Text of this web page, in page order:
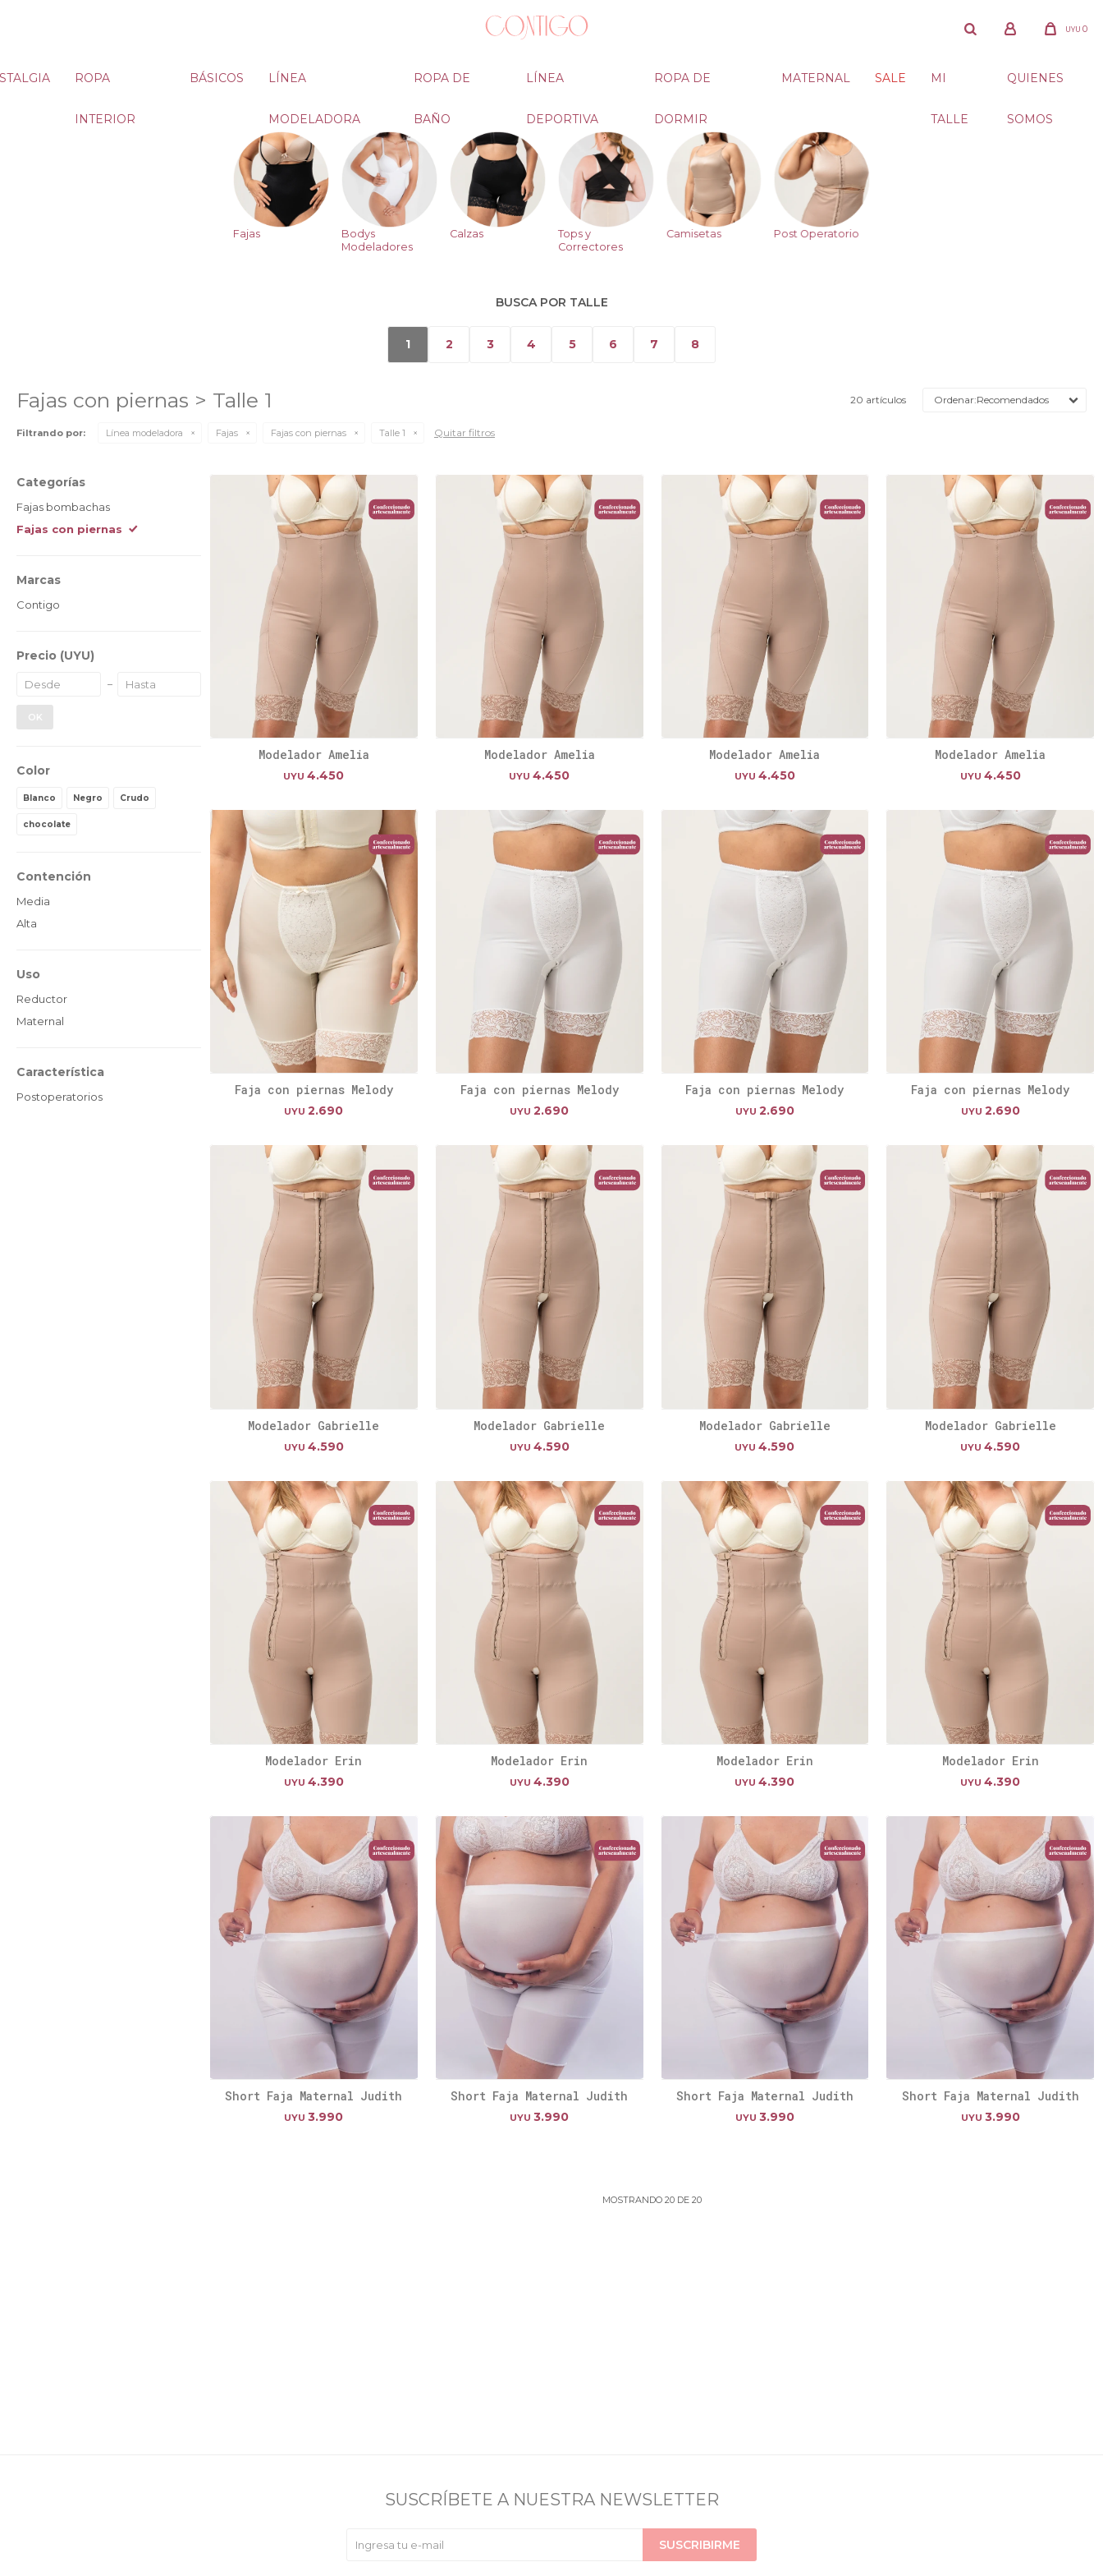
ROPA
INTERIOR
BÁSICOS LÍNEA
MODELADORA
ROPA DE
BAÑO
LÍNEA
DEPORTIVA
ROPA DE
DORMIR
MATERNAL SALE MI
TALLE
QUIENES
SOMOS
UYU 0
Fajas
Bodys
Modeladores
Calzas
Tops y
Correctores
Camisetas Post Operatorio
BUSCA POR TALLE
1 2 3 4 5 6 7 8
Fajas con piernas > Talle 1 20 artículos Recomendados
Filtrando por: Línea modeladora Fajas Fajas con piernas Talle 1 Quitar filtros
Modelador Amelia
UYU 4.450
Modelador Amelia
UYU 4.450
Modelador Amelia
UYU 4.450
Modelador Amelia
UYU 4.450
Faja con piernas Melody
UYU 2.690
Faja con piernas Melody
UYU 2.690
Faja con piernas Melody
UYU 2.690
Faja con piernas Melody
UYU 2.690
Modelador Gabrielle
UYU 4.590
Modelador Gabrielle
UYU 4.590
Modelador Gabrielle
UYU 4.590
Modelador Gabrielle
UYU 4.590
Modelador Erin
UYU 4.390
Modelador Erin
UYU 4.390
Modelador Erin
UYU 4.390
Modelador Erin
UYU 4.390
Short Faja Maternal Judith
UYU 3.990
Short Faja Maternal Judith
UYU 3.990
Short Faja Maternal Judith
UYU 3.990
Short Faja Maternal Judith
UYU 3.990
MOSTRANDO 20 DE 20
Categorías
Fajas bombachas
Fajas con piernas
Marcas
Contigo
Precio (UYU)
OK
Color
Blanco Negro Crudo
chocolate
Contención
Media
Alta
Uso
Reductor
Maternal
Característica
Postoperatorios
SUSCRÍBETE A NUESTRA NEWSLETTER
SUSCRIBIRME